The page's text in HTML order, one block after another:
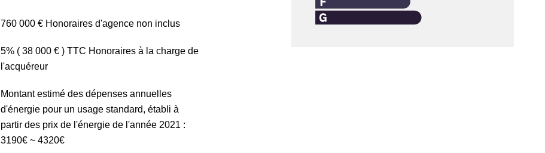
760 000 € Honoraires d'agence non inclus
5% ( 38 000 € ) TTC Honoraires à la charge de
l'acquéreur
Montant estimé des dépenses annuelles
d'énergie pour un usage standard, établi à
partir des prix de l'énergie de l'année 2021 :
3190€ ~ 4320€